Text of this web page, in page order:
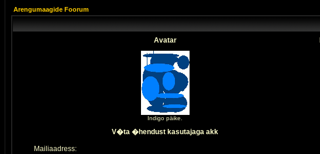
Arengumaagide Foorum
Avatar
Indigo päike.
V�ta �hendust kasutajaga akk
Mailiaadress: